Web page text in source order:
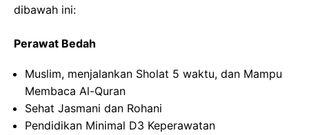
dibawah ini:
Perawat Bedah
Muslim, menjalankan Sholat 5 waktu, dan Mampu
Membaca Al-Quran
Sehat Jasmani dan Rohani
Pendidikan Minimal D3 Keperawatan